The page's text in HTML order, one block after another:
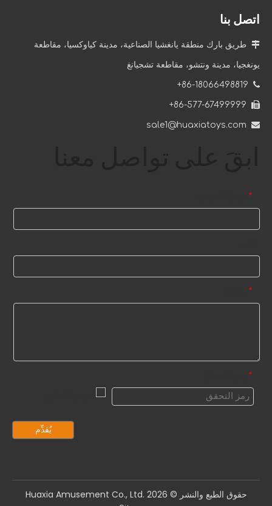
اتصل بنا
 طريق بارك منطقة يانغشيا الصناعية، مدينة كياوكسيا، مقاطعة
يونغجيا، مدينة ونتشو، مقاطعة تشجيانغ

86-18066498819+

86-577-67499999+

sale1@huaxiatoys.com
*
*
*
يُقدِّم
حقوق الطبع والنشر ©️ 2026